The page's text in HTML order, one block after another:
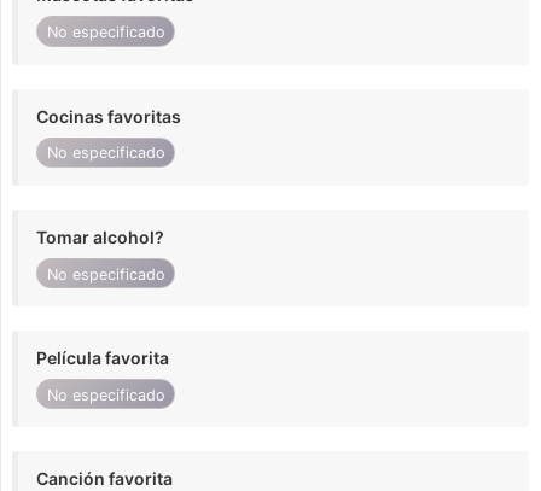
No especificado
Cocinas favoritas
No especificado
Tomar alcohol?
No especificado
Película favorita
No especificado
Canción favorita